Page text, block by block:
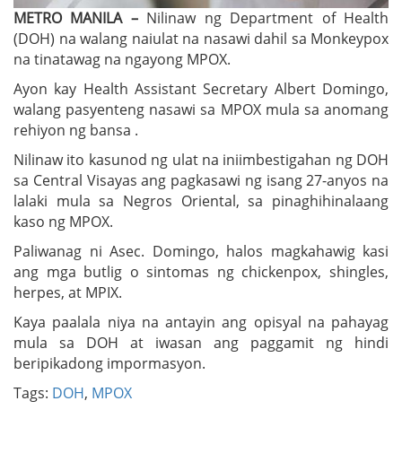
METRO MANILA –Nilinaw ng Department of Health
(DOH) na walang naiulat na nasawi dahil sa Monkeypox
na tinatawag na ngayong MPOX.
Ayon kay Health Assistant Secretary Albert Domingo,
walang pasyenteng nasawi sa MPOX mula sa anomang
rehiyon ng bansa .
Nilinaw ito kasunod ng ulat na iniimbestigahan ng DOH
sa Central Visayas ang pagkasawi ng isang 27-anyos na
lalaki mula sa Negros Oriental, sa pinaghihinalaang
kaso ng MPOX.
Paliwanag ni Asec. Domingo, halos magkahawig kasi
ang mga butlig o sintomas ng chickenpox, shingles,
herpes, at MPIX.
Kaya paalala niya na antayin ang opisyal na pahayag
mula sa DOH at iwasan ang paggamit ng hindi
beripikadong impormasyon.
Tags: DOH, MPOX